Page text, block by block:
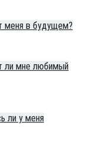
меня в будущем?
ли мне любимый
ли у меня